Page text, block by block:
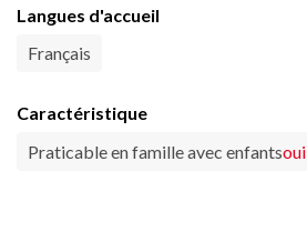
Langues d'accueil
Français
Caractéristique
Praticable en famille avec enfantsoui